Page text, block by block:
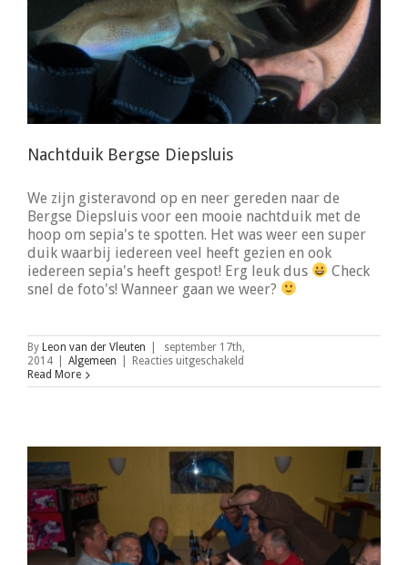
Nachtduik Bergse Diepsluis
We zijn gisteravond op en neer gereden naar de
Bergse Diepsluis voor een mooie nachtduik met de
hoop om sepia's te spotten. Het was weer een super
duik waarbij iedereen veel heeft gezien en ook
iedereen sepia's heeft gespot! Erg leuk dus
Check
snel de foto's! Wanneer gaan we weer?
By Leon van der Vleuten
september 17th,
2014
Algemeen Reacties uitgeschakeld
Bergse
Read More